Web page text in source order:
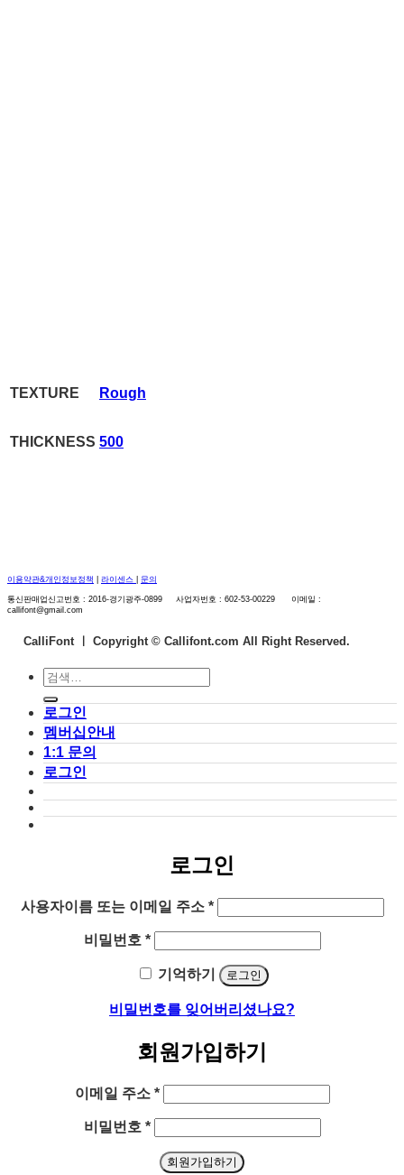
TEXTURE Rough
THICKNESS 500
이용약관&개인정보정책 라이센스 문의
통신판매업신고번호 : 2016-경기광주-0899 사업자번호 : 602-53-00229 이메일 :
callifont@gmail.com
CalliFont ㅣ Copyright © Callifont.com All Right Reserved.
검
색:
로그인
멤버십안내
1:1 문의
로그인
로그인
사용자이름 또는 이메일 주소 *필
목
비밀번호 *필
항기억하기 로그인
비밀번호를 잊어버리셨나요?
회원가입하기
이메일 주소 *필
목
비밀번호 *필
항 회원가입하기